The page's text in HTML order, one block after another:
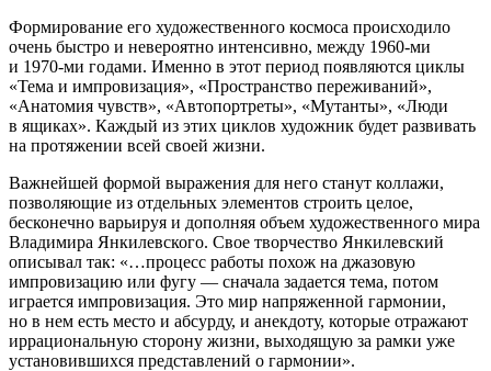
Формирование его художественного космоса происходило
очень быстро и невероятно интенсивно, между 1960-ми
и 1970-ми годами. Именно в этот период появляются циклы
«Тема и импровизация», «Пространство переживаний»,
«Анатомия чувств», «Автопортреты», «Мутанты», «Люди
в ящиках». Каждый из этих циклов художник будет развивать
на протяжении всей своей жизни.
Важнейшей формой выражения для него станут коллажи,
позволяющие из отдельных элементов строить целое,
бесконечно варьируя и дополняя объем художественного мира
Владимира Янкилевского. Свое творчество Янкилевский
описывал так: «…процесс работы похож на джазовую
импровизацию или фугу — сначала задается тема, потом
играется импровизация. Это мир напряженной гармонии,
но в нем есть место и абсурду, и анекдоту, которые отражают
иррациональную сторону жизни, выходящую за рамки уже
установившихся представлений о гармонии».